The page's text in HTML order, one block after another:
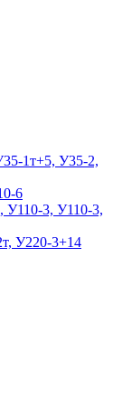
1т+5, У35-2,
6
У110-3, У110-3,
У220-3+14